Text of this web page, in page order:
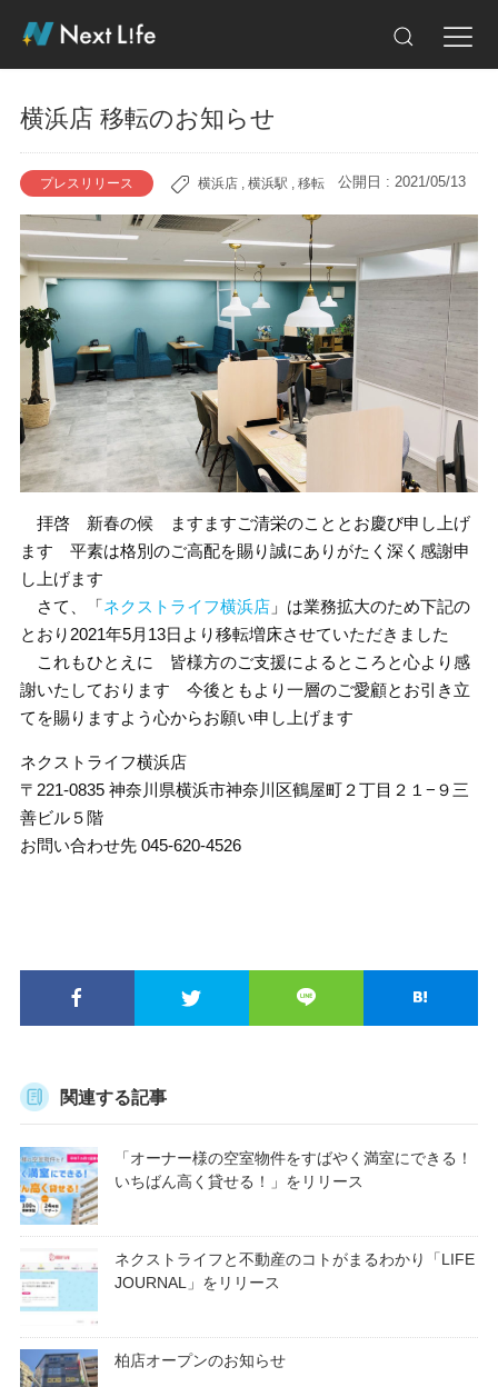
横浜店 移転のお知らせ
プレスリリース 横浜店, 横浜駅 , 移転 公開日 : 2021/05/13
拝啓 新春の候 ますますご清栄のこととお慶び申し上げ
ます 平素は格別のご高配を賜り誠にありがたく深く感謝申
し上げます
さて、「ネクストライフ横浜店」は業務拡大のため下記の
とおり2021年5月13日より移転増床させていただきました
これもひとえに 皆様方のご支援によるところと心より感
謝いたしております 今後ともより一層のご愛顧とお引き立
てを賜りますよう心からお願い申し上げます
ネクストライフ横浜店
〒221-0835 神奈川県横浜市神奈川区鶴屋町２丁目２１−９三
善ビル５階
お問い合わせ先 045-620-4526
関連する記事
「オーナー様の空室物件をすばやく満室にできる！
いちばん高く貸せる！」をリリース
ネクストライフと不動産のコトがまるわかり「LIFE
JOURNAL」をリリース
柏店オープンのお知らせ